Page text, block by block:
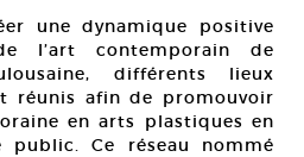
une dynamique positive
l’art contemporain de
différents lieux
réunis afin de promouvoir
en arts plastiques en
public. Ce réseau nommé